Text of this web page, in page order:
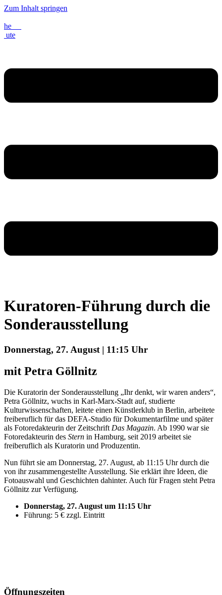
Zum Inhalt springen
he
ute
Kuratoren-Führung durch die
Sonderausstellung
Donnerstag, 27. August | 11:15 Uhr
mit Petra Göllnitz
Die Kuratorin der Sonderausstellung „Ihr denkt, wir waren anders“,
Petra Göllnitz, wuchs in Karl-Marx-Stadt auf, studierte
Kulturwissenschaften, leitete einen Künstlerklub in Berlin, arbeitete
freiberuflich für das DEFA-Studio für Dokumentarfilme und später
als Fotoredakteurin der Zeitschrift Das Magazin. Ab 1990 war sie
Fotoredakteurin des Stern in Hamburg, seit 2019 arbeitet sie
freiberuflich als Kuratorin und Produzentin.
Nun führt sie am Donnerstag, 27. August, ab 11:15 Uhr durch die
von ihr zusammengestellte Ausstellung. Sie erklärt ihre Ideen, die
Fotoauswahl und Geschichten dahinter. Auch für Fragen steht Petra
Göllnitz zur Verfügung.
Donnerstag, 27. August um 11:15 Uhr
Führung: 5 € zzgl. Eintritt
Öffnungszeiten